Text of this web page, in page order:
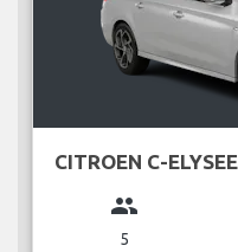
CITROEN C-ELYSEE
group
5